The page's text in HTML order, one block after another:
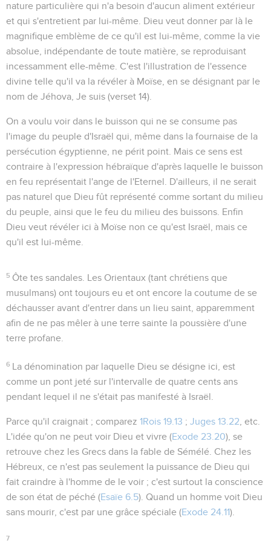
nature particulière qui n'a besoin d'aucun aliment extérieur
et qui s'entretient par lui-même. Dieu veut donner par là le
magnifique emblème de ce qu'il est lui-même, comme la vie
absolue, indépendante de toute matière, se reproduisant
incessamment elle-même. C'est l'illustration de l'essence
divine telle qu'il va la révéler à Moïse, en se désignant par le
nom de Jéhova, Je suis (verset 14).
On a voulu voir dans le buisson qui ne se consume pas
l'image du peuple d'Israël qui, même dans la fournaise de la
persécution égyptienne, ne périt point. Mais ce sens est
contraire à l'expression hébraïque d'après laquelle le buisson
en feu représentait l'ange de l'Eternel. D'ailleurs, il ne serait
pas naturel que Dieu fût représenté comme sortant du milieu
du peuple, ainsi que le feu du milieu des buissons. Enfin
Dieu veut révéler ici à Moïse non ce qu'est Israël, mais ce
qu'il est lui-même.
5 Ôte tes sandales . Les Orientaux (tant chrétiens que
musulmans) ont toujours eu et ont encore la coutume de se
déchausser avant d'entrer dans un lieu saint, apparemment
afin de ne pas mêler à une terre sainte la poussière d'une
terre profane.
6 La dénomination par laquelle Dieu se désigne ici, est
comme un pont jeté sur l'intervalle de quatre cents ans
pendant lequel il ne s'était pas manifesté à Israël.
Parce qu'il craignait ; comparez 1Rois 19.13 ; Juges 13.22 , etc.
L'idée qu'on ne peut voir Dieu et vivre (Exode 23.20), se
retrouve chez les Grecs dans la fable de Sémélé. Chez les
Hébreux, ce n'est pas seulement la puissance de Dieu qui
fait craindre à l'homme de le voir ; c'est surtout la conscience
de son état de péché (Esaïe 6.5). Quand un homme voit Dieu
sans mourir, c'est par une grâce spéciale (Exode 24.11).
7